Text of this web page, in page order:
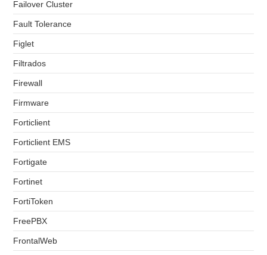
Failover Cluster
Fault Tolerance
Figlet
Filtrados
Firewall
Firmware
Forticlient
Forticlient EMS
Fortigate
Fortinet
FortiToken
FreePBX
FrontalWeb